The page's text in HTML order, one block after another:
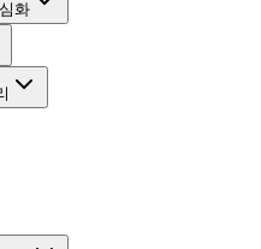
화